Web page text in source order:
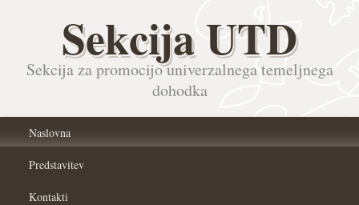
Sekcija UTD
Sekcija za promocijo univerzalnega temeljnega
dohodka
Naslovna
Predstavitev
Kontakti